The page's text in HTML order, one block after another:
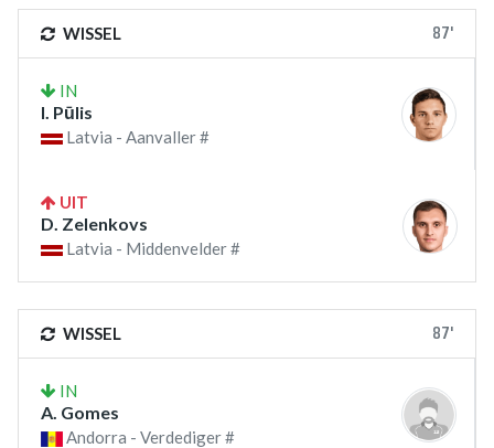
WISSEL 87'
IN
I. Pūlis
Latvia - Aanvaller #
UIT
D. Zelenkovs
Latvia - Middenvelder #
WISSEL 87'
IN
A. Gomes
Andorra - Verdediger #